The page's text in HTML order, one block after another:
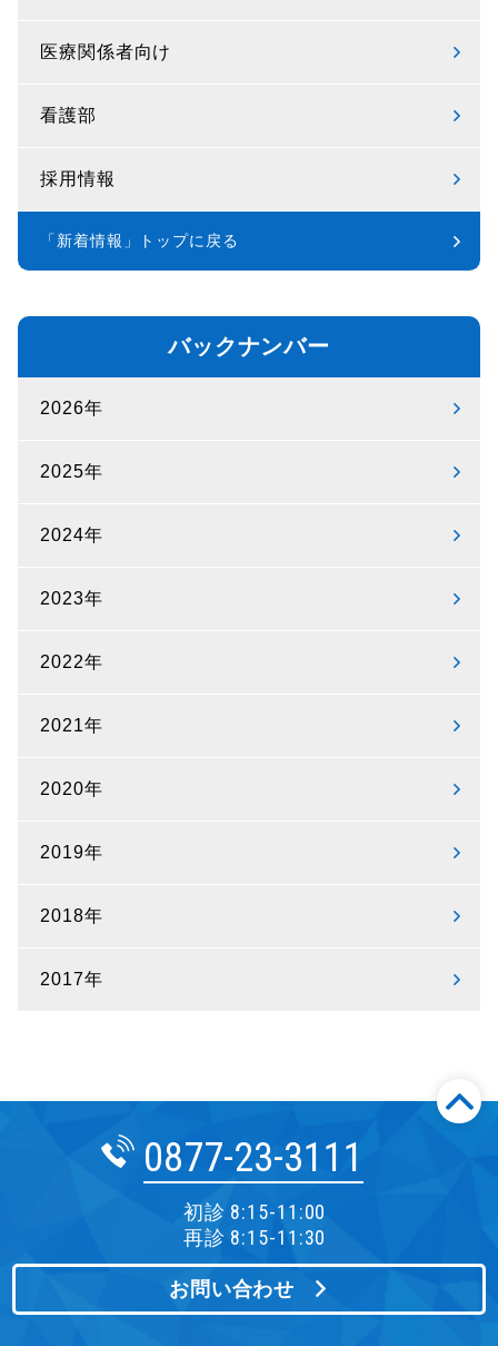
医療関係者向け
看護部
採用情報
「新着情報」トップに戻る
バックナンバー
2026年
2025年
2024年
2023年
2022年
2021年
2020年
2019年
2018年
2017年
0877-23-3111
初診 8:15-11:00
再診 8:15-11:30
お問い合わせ